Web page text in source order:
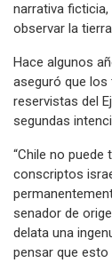
narrativa
observar la
Hace algunos
aseguró que los
reservistas del
segundas
“Chile no puede
conscriptos
senador de
delata una
pensar que